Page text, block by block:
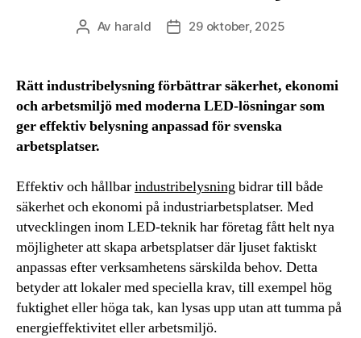
Inläggsförfattare
Av harald Inläggsdatum
29 oktober, 2025
Rätt industribelysning förbättrar säkerhet, ekonomi
och arbetsmiljö med moderna LED-lösningar som
ger effektiv belysning anpassad för svenska
arbetsplatser.
Effektiv och hållbarindustribelysningbidrar till både
säkerhet och ekonomi på industriarbetsplatser. Med
utvecklingen inom LED-teknik har företag fått helt nya
möjligheter att skapa arbetsplatser där ljuset faktiskt
anpassas efter verksamhetens särskilda behov. Detta
betyder att lokaler med speciella krav, till exempel hög
fuktighet eller höga tak, kan lysas upp utan att tumma på
energieffektivitet eller arbetsmiljö.